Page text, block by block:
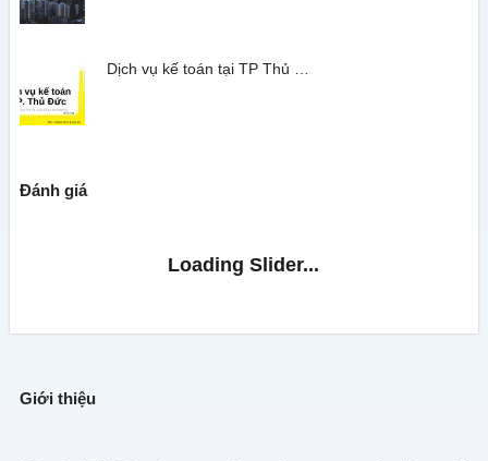
Dịch vụ kế toán tại TP Thủ …
Đánh giá
Giới thiệu